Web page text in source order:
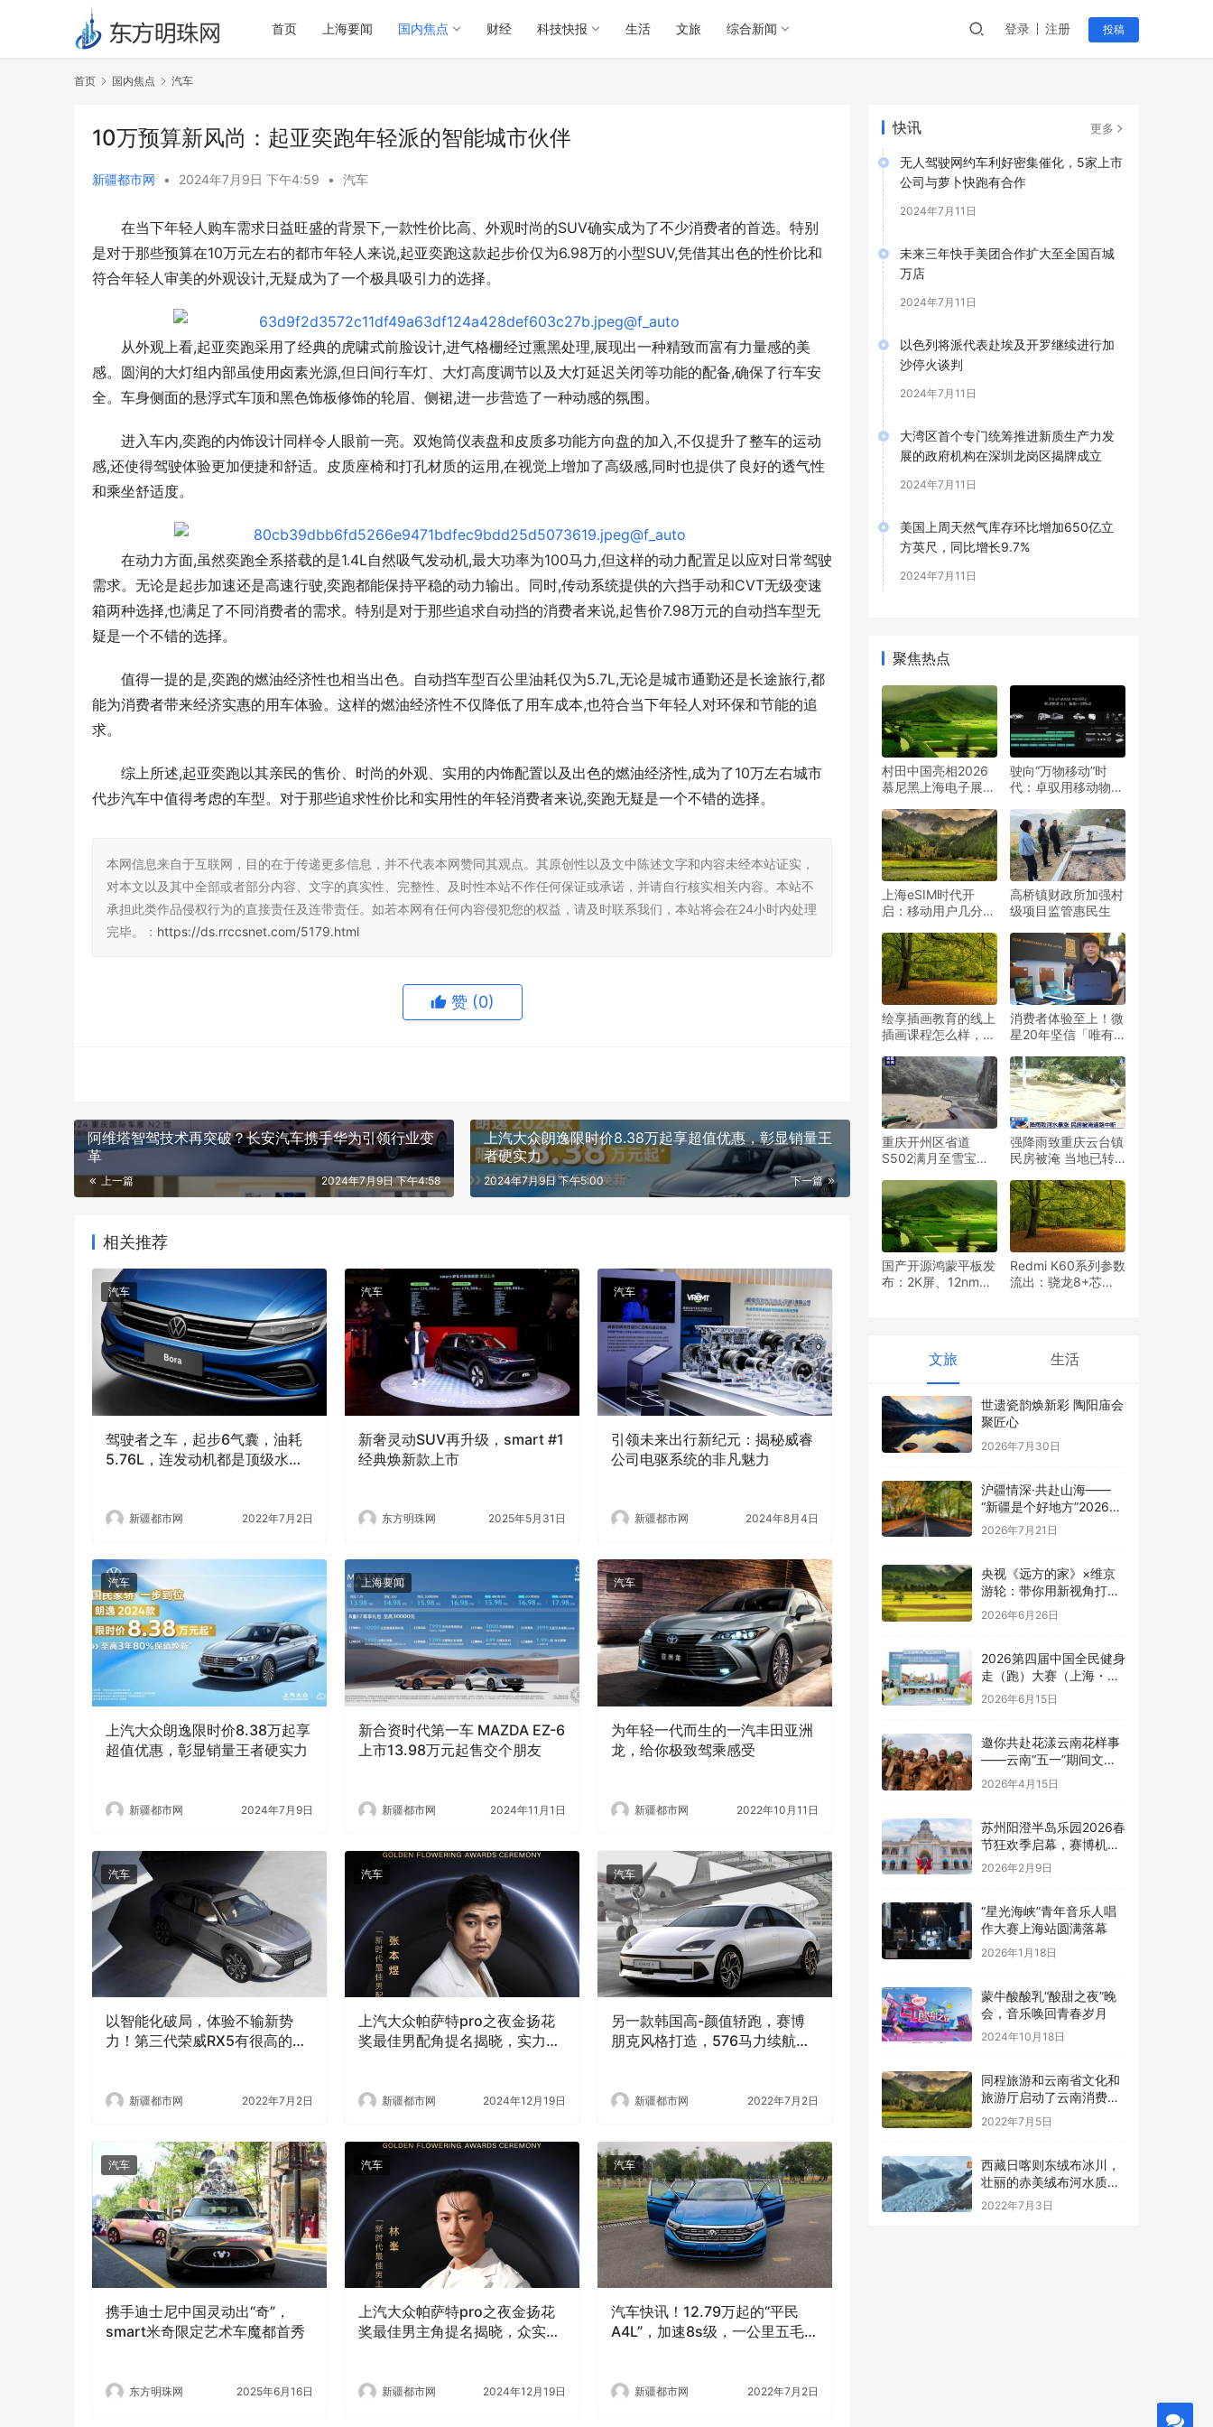
首页 上海要闻 国内焦点 财经 科技快报 生活 文旅 综合新闻 登录 注册 投稿
首页 国内焦点 汽车
10万预算新风尚：起亚奕跑年轻派的智能城市伙伴
新疆都市网 • 2024年7月9日 下午4:59 • 汽车
在当下年轻人购车需求日益旺盛的背景下,一款性价比高、外观时尚的SUV确实成为了不少消费者的首选。特别
是对于那些预算在10万元左右的都市年轻人来说,起亚奕跑这款起步价仅为6.98万的小型SUV,凭借其出色的性价比和
符合年轻人审美的外观设计,无疑成为了一个极具吸引力的选择。
从外观上看,起亚奕跑采用了经典的虎啸式前脸设计,进气格栅经过熏黑处理,展现出一种精致而富有力量感的美
感。圆润的大灯组内部虽使用卤素光源,但日间行车灯、大灯高度调节以及大灯延迟关闭等功能的配备,确保了行车安
全。车身侧面的悬浮式车顶和黑色饰板修饰的轮眉、侧裙,进一步营造了一种动感的氛围。
进入车内,奕跑的内饰设计同样令人眼前一亮。双炮筒仪表盘和皮质多功能方向盘的加入,不仅提升了整车的运动
感,还使得驾驶体验更加便捷和舒适。皮质座椅和打孔材质的运用,在视觉上增加了高级感,同时也提供了良好的透气性
和乘坐舒适度。
在动力方面,虽然奕跑全系搭载的是1.4L自然吸气发动机,最大功率为100马力,但这样的动力配置足以应对日常驾驶
需求。无论是起步加速还是高速行驶,奕跑都能保持平稳的动力输出。同时,传动系统提供的六挡手动和CVT无级变速
箱两种选择,也满足了不同消费者的需求。特别是对于那些追求自动挡的消费者来说,起售价7.98万元的自动挡车型无
疑是一个不错的选择。
值得一提的是,奕跑的燃油经济性也相当出色。自动挡车型百公里油耗仅为5.7L,无论是城市通勤还是长途旅行,都
能为消费者带来经济实惠的用车体验。这样的燃油经济性不仅降低了用车成本,也符合当下年轻人对环保和节能的追
求。
综上所述,起亚奕跑以其亲民的售价、时尚的外观、实用的内饰配置以及出色的燃油经济性,成为了10万左右城市
代步汽车中值得考虑的车型。对于那些追求性价比和实用性的年轻消费者来说,奕跑无疑是一个不错的选择。
本网信息来自于互联网，目的在于传递更多信息，并不代表本网赞同其观点。其原创性以及文中陈述文字和内容未经本站证实，
对本文以及其中全部或者部分内容、文字的真实性、完整性、及时性本站不作任何保证或承诺，并请自行核实相关内容。本站不
承担此类作品侵权行为的直接责任及连带责任。如若本网有任何内容侵犯您的权益，请及时联系我们，本站将会在24小时内处理
完毕。： https://ds.rrccsnet.com/5179.html
赞 (0)
阿维塔智驾技术再突破？长安汽车携手华为引领行业变
革
上一篇 2024年7月9日 下午4:58
上汽大众朗逸限时价8.38万起享超值优惠，彰显销量王
者硬实力
下一篇
2024年7月9日 下午5:00
相关推荐
汽车
驾驶者之车，起步6气囊，油耗
5.76L，连发动机都是顶级水平
新疆都市网 2022年7月2日
汽车
新奢灵动SUV再升级，smart #1
经典焕新款上市
东方明珠网 2025年5月31日
汽车
​引领未来出行新纪元：揭秘威睿
公司电驱系统的非凡魅力
新疆都市网 2024年8月4日
汽车
上汽大众朗逸限时价8.38万起享
超值优惠，彰显销量王者硬实力
新疆都市网 2024年7月9日
上海要闻
新合资时代第一车 MAZDA EZ-6
上市13.98万元起售交个朋友
新疆都市网 2024年11月1日
汽车
为年轻一代而生的一汽丰田亚洲
龙，给你极致驾乘感受
新疆都市网 2022年10月11日
汽车
以智能化破局，体验不输新势
力！第三代荣威RX5有很高的期
新疆都市网 2022年7月2日
汽车
上汽大众帕萨特pro之夜金扬花
奖最佳男配角提名揭晓，实力派
新疆都市网 2024年12月19日
汽车
另一款韩国高-颜值轿跑，赛博
朋克风格打造，576马力续航
新疆都市网 2022年7月2日
汽车
携手迪士尼中国灵动出“奇”，
smart米奇限定艺术车魔都首秀
东方明珠网 2025年6月16日
汽车
上汽大众帕萨特pro之夜金扬花
奖最佳男主角提名揭晓，众实力
新疆都市网 2024年12月19日
汽车
汽车快讯！12.79万起的“平民
A4L”，加速8s级，一公里五毛
新疆都市网 2022年7月2日
快讯 更多
无人驾驶网约车利好密集催化，5家上市
公司与萝卜快跑有合作
2024年7月11日
未来三年快手美团合作扩大至全国百城
万店
2024年7月11日
以色列将派代表赴埃及开罗继续进行加
沙停火谈判
2024年7月11日
大湾区首个专门统筹推进新质生产力发
展的政府机构在深圳龙岗区揭牌成立
2024年7月11日
美国上周天然气库存环比增加650亿立
方英尺，同比增长9.7%
2024年7月11日
聚焦热点
村田中国亮相2026
慕尼黑上海电子展
人创新方案智启无界
新生
驶向“万物移动”时
代：卓驭用移动物理
上海eSIM时代开
启：移动用户几分钟
至高万元补贴优惠
高桥镇财政所加强村
级项目监管惠民生
绘享插画教育的线上
插画课程怎么样，学
消费者体验至上！微
星20年坚信「唯有
品」成功打造笔记本
王朝
重庆开州区省道
S502满月至雪宝山
强降雨致重庆云台镇
民房被淹 当地已转
国产开源鸿蒙平板发
布：2K屏、12nm芯
Redmi K60系列参数
流出：骁龙8+芯
文旅 生活
世遗瓷韵焕新彩 陶阳庙会
聚匠心
2026年7月30日
沪疆情深·共赴山海——
“新疆是个好地方”2026文
旅推广活动在上海站圆满
2026年7月21日
央视《远方的家》×维京
游轮：带你用新视角打开
不一样的欧洲之旅
2026年6月26日
2026第四届中国全民健身
走（跑）大赛（上海・崇
明站）全国百城联动接力
赛暨中国企业家火炬传递
2026年6月15日
邀你共赴花漾云南花样事
——云南“五一”期间文旅
活动清单
2026年4月15日
苏州阳澄半岛乐园2026春
节狂欢季启幕，赛博机车
秀领衔打造开年文旅盛宴
2026年2月9日
“星光海峡”青年音乐人唱
作大赛上海站圆满落幕
2026年1月18日
蒙牛酸酸乳“酸甜之夜”晚
会，音乐唤回青春岁月
2024年10月18日
同程旅游和云南省文化和
旅游厅启动了云南消费券
的第二轮发放
2022年7月5日
西藏日喀则东绒布冰川，
壮丽的赤美绒布河水质达
到一类标准
2022年7月3日